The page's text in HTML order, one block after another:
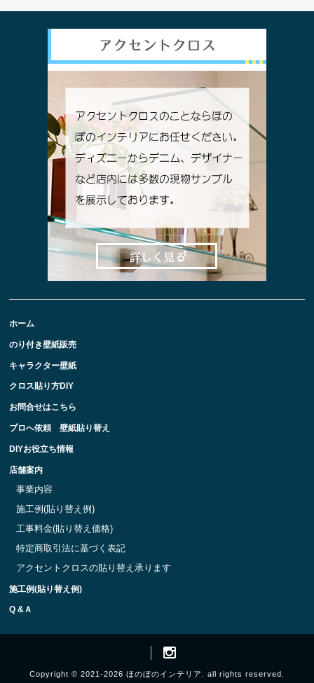
ホーム
のり付き壁紙販売
キャラクター壁紙
クロス貼り方DIY
お問合せはこちら
プロへ依頼 壁紙貼り替え
DIYお役立ち情報
店舗案内
事業内容
施工例(貼り替え例)
工事料金(貼り替え価格)
特定商取引法に基づく表記
アクセントクロスの貼り替え承ります
施工例(貼り替え例)
Q &Ａ
Copyright © 2021-2026 ほのぼのインテリア. all rights reserved.